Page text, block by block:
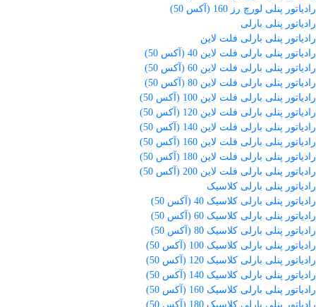
رادیاتور پنلی لورچ رز 160 (آکس 50)
رادیاتور پنلی بارلی
رادیاتور پنلی بارلی فلت لاین
رادیاتور پنلی بارلی فلت لاین 40 (آکس 50)
رادیاتور پنلی بارلی فلت لاین 60 (آکس 50)
رادیاتور پنلی بارلی فلت لاین 80 (آکس 50)
رادیاتور پنلی بارلی فلت لاین 100 (آکس 50)
رادیاتور پنلی بارلی فلت لاین 120 (آکس 50)
رادیاتور پنلی بارلی فلت لاین 140 (آکس 50)
رادیاتور پنلی بارلی فلت لاین 160 (آکس 50)
رادیاتور پنلی بارلی فلت لاین 180 (آکس 50)
رادیاتور پنلی بارلی فلت لاین 200 (آکس 50)
رادیاتور پنلی بارلی کلاسیک
رادیاتور پنلی بارلی کلاسیک 40 (آکس 50)
رادیاتور پنلی بارلی کلاسیک 60 (آکس 50)
رادیاتور پنلی بارلی کلاسیک 80 (آکس 50)
رادیاتور پنلی بارلی کلاسیک 100 (آکس 50)
رادیاتور پنلی بارلی کلاسیک 120 (آکس 50)
رادیاتور پنلی بارلی کلاسیک 140 (آکس 50)
رادیاتور پنلی بارلی کلاسیک 160 (آکس 50)
رادیاتور پنلی بارلی کلاسیک 180 (آکس 50)